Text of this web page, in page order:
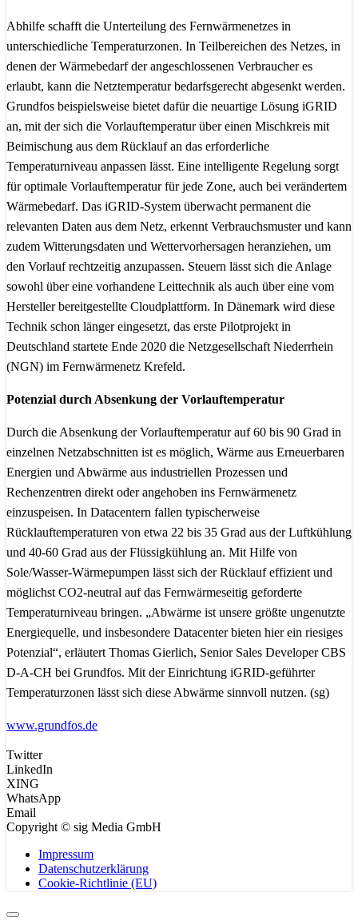
Abhilfe schafft die Unterteilung des Fernwärmenetzes in
unterschiedliche Temperaturzonen. In Teilbereichen des Netzes, in
denen der Wärmebedarf der angeschlossenen Verbraucher es
erlaubt, kann die Netztemperatur bedarfsgerecht abgesenkt werden.
Grundfos beispielsweise bietet dafür die neuartige Lösung iGRID
an, mit der sich die Vorlauftemperatur über einen Mischkreis mit
Beimischung aus dem Rücklauf an das erforderliche
Temperaturniveau anpassen lässt. Eine intelligente Regelung sorgt
für optimale Vorlauftemperatur für jede Zone, auch bei verändertem
Wärmebedarf. Das iGRID-System überwacht permanent die
relevanten Daten aus dem Netz, erkennt Verbrauchsmuster und kann
zudem Witterungsdaten und Wettervorhersagen heranziehen, um
den Vorlauf rechtzeitig anzupassen. Steuern lässt sich die Anlage
sowohl über eine vorhandene Leittechnik als auch über eine vom
Hersteller bereitgestellte Cloudplattform. In Dänemark wird diese
Technik schon länger eingesetzt, das erste Pilotprojekt in
Deutschland startete Ende 2020 die Netzgesellschaft Niederrhein
(NGN) im Fernwärmenetz Krefeld.
Potenzial durch Absenkung der Vorlauftemperatur
Durch die Absenkung der Vorlauftemperatur auf 60 bis 90 Grad in
einzelnen Netzabschnitten ist es möglich, Wärme aus Erneuerbaren
Energien und Abwärme aus industriellen Prozessen und
Rechenzentren direkt oder angehoben ins Fernwärmenetz
einzuspeisen. In Datacentern fallen typischerweise
Rücklauftemperaturen von etwa 22 bis 35 Grad aus der Luftkühlung
und 40-60 Grad aus der Flüssigkühlung an. Mit Hilfe von
Sole/Wasser-Wärmepumpen lässt sich der Rücklauf effizient und
möglichst CO2-neutral auf das Fernwärmeseitig geforderte
Temperaturniveau bringen. „Abwärme ist unsere größte ungenutzte
Energiequelle, und insbesondere Datacenter bieten hier ein riesiges
Potenzial“, erläutert Thomas Gierlich, Senior Sales Developer CBS
D-A-CH bei Grundfos. Mit der Einrichtung iGRID-geführter
Temperaturzonen lässt sich diese Abwärme sinnvoll nutzen. (sg)
www.grundfos.de
Twitter
LinkedIn
XING
WhatsApp
Email
Copyright © sig Media GmbH
Impressum
Datenschutzerklärung
Cookie-Richtlinie (EU)